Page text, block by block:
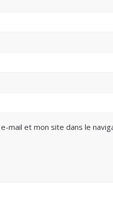
mail et mon site dans le